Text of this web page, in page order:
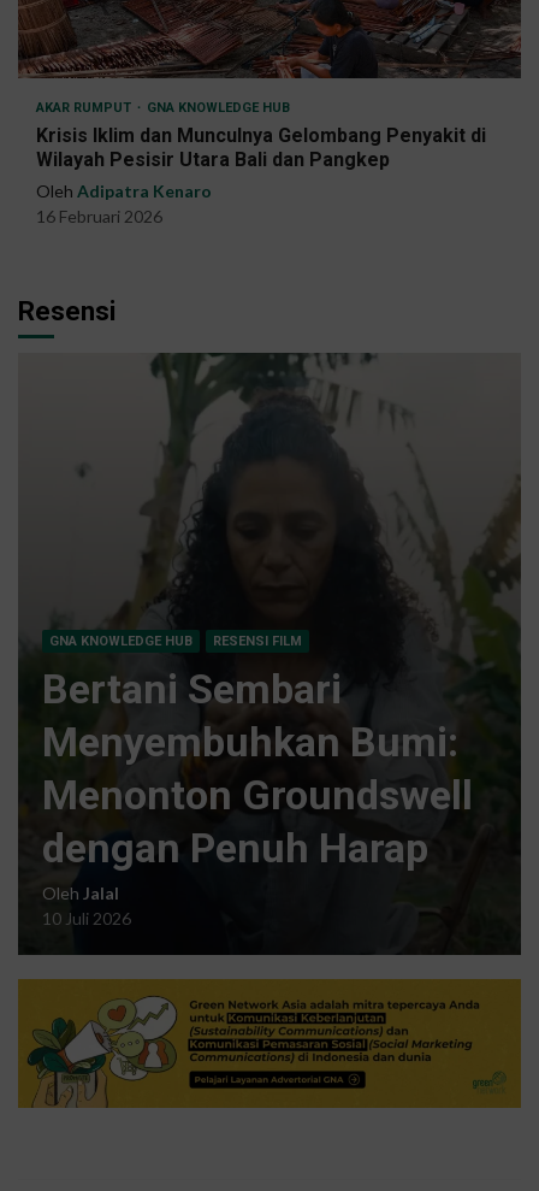
AKAR RUMPUT GNA KNOWLEDGE HUB
Krisis Iklim dan Munculnya Gelombang Penyakit di
Wilayah Pesisir Utara Bali dan Pangkep
Oleh Adipatra Kenaro
16 Februari 2026
Resensi
GNA KNOWLEDGE HUB RESENSI FILM
Bertani Sembari
Menyembuhkan Bumi:
Menonton Groundswell
dengan Penuh Harap
Oleh Jalal
10 Juli 2026